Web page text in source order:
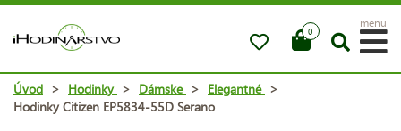
0
menu
Úvod > Hodinky > Dámske > Elegantné >
Hodinky Citizen EP5834-55D Serano